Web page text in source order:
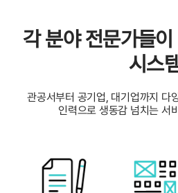
각 분야 전문가들
시스템
관공서부터 공기업, 대기업까지 다
인력으로 생동감 넘치는 서